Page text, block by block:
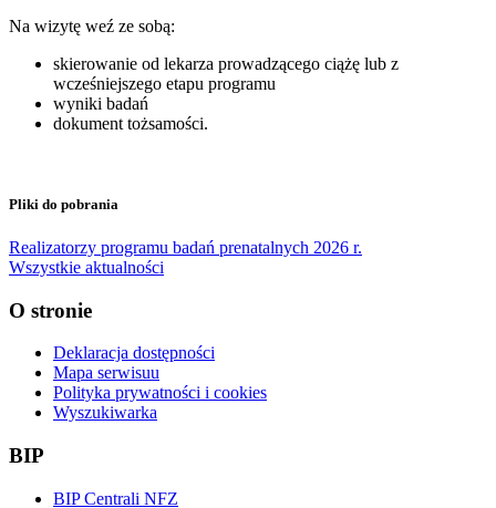
Na wizytę weź ze sobą:
skierowanie od lekarza prowadzącego ciążę lub z
wcześniejszego etapu programu
wyniki badań
dokument tożsamości.
Pliki do pobrania
Realizatorzy programu badań prenatalnych 2026 r.
Wszystkie aktualności
O stronie
Deklaracja dostępności
Mapa serwisuu
Polityka prywatności i cookies
Wyszukiwarka
BIP
BIP Centrali NFZ